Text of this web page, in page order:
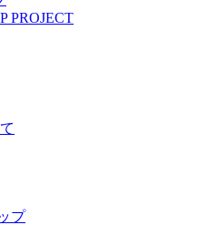
PROJECT
プ